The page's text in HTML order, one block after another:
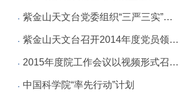
紫金山天文台党委组织“三严三实”专题学习会
紫金山天文台召开2014年度党员领导干部民主生活会
2015年度院工作会议以视频形式召开——紫金山天文台参会人员在分会场参加会议
中国科学院“率先行动”计划